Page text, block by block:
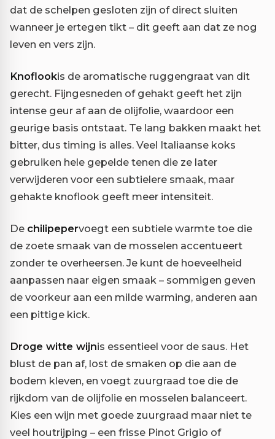
dat de schelpen gesloten zijn of direct sluiten
wanneer je ertegen tikt – dit geeft aan dat ze nog
leven en vers zijn.
Knoflookis de aromatische ruggengraat van dit
gerecht. Fijngesneden of gehakt geeft het zijn
intense geur af aan de olijfolie, waardoor een
geurige basis ontstaat. Te lang bakken maakt het
bitter, dus timing is alles. Veel Italiaanse koks
gebruiken hele gepelde tenen die ze later
verwijderen voor een subtielere smaak, maar
gehakte knoflook geeft meer intensiteit.
De chilipepervoegt een subtiele warmte toe die
de zoete smaak van de mosselen accentueert
zonder te overheersen. Je kunt de hoeveelheid
aanpassen naar eigen smaak – sommigen geven
de voorkeur aan een milde warming, anderen aan
een pittige kick.
Droge witte wijnis essentieel voor de saus. Het
blust de pan af, lost de smaken op die aan de
bodem kleven, en voegt zuurgraad toe die de
rijkdom van de olijfolie en mosselen balanceert.
Kies een wijn met goede zuurgraad maar niet te
veel houtrijping – een frisse Pinot Grigio of